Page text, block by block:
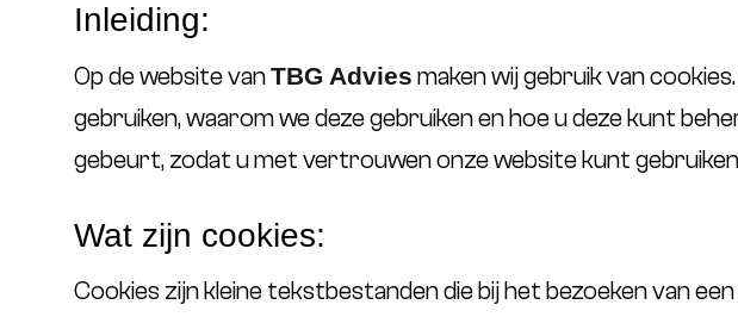
Inleiding:
Op de website vanTBG Advies maken wij gebruik van
gebruiken, waarom we deze gebruiken en hoe u deze kunt
gebeurt, zodat u met vertrouwen onze website kunt
Wat zijn cookies:
Cookies zijn kleine tekstbestanden die bij het bezoeken van